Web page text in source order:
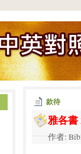
款待
雅各書
作者: